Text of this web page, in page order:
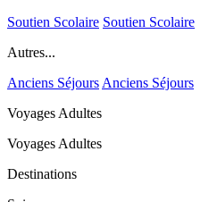
Soutien Scolaire Soutien Scolaire
Autres...
Anciens Séjours Anciens Séjours
Voyages Adultes
Voyages Adultes
Destinations